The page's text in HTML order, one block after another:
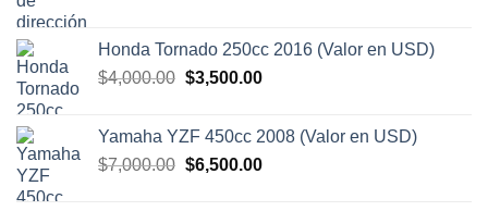
Honda Tornado 250cc 2016 (Valor en USD)
$4,000.00 El
era:
$4,000.00.
$3,500.00El
es:
$3,500.00.
Yamaha YZF 450cc 2008 (Valor en USD)
$7,000.00 El
$6,500.00El